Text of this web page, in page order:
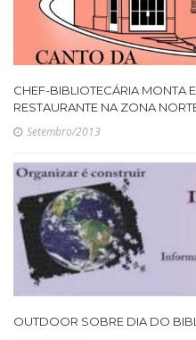
CHEF-BIBLIOTECÁRIA MONTA
RESTAURANTE NA ZONA
Setembro/2013
OUTDOOR SOBRE DIA DO